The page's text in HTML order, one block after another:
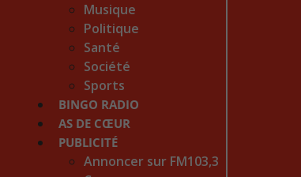
Musique
Politique
Santé
Société
Sports
BINGO RADIO
AS DE CŒUR
PUBLICITÉ
Annoncer sur FM103,3